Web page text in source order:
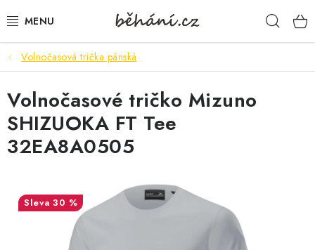
na
BOTY PÁNSKÉ
BOTY DÁMSKÉ
PÁNSKÉ OBLEČENÍ
DOPLŇKY
DÁRKOVÉ POUKAZY
Volnočasová trička pánská
Volnočasové tričko Mizuno
SHIZUOKA FT Tee
32EA8A0505
30 %